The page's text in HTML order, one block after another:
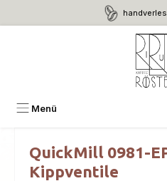
Zum Hauptinhalt springen
Menü
QuickMill 0981-
Kippventile